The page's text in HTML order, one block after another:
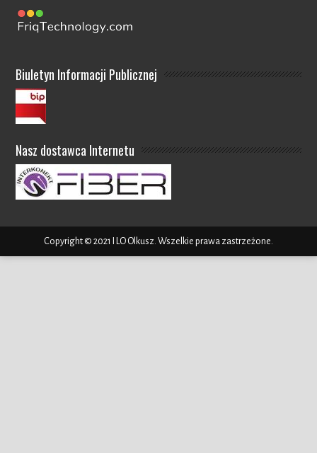
Biuletyn Informacji Publicznej
Nasz dostawca Internetu
Copyright © 2021 I LO Olkusz. Wszelkie prawa zastrzeżone.